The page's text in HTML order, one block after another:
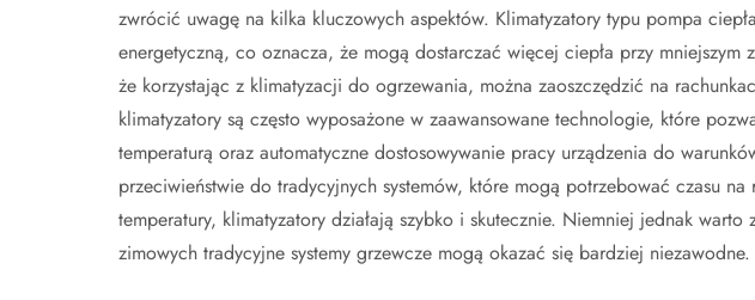
zwrócić uwagę na kilka kluczowych aspektów. Klimatyzatory typu pompa
energetyczną, co oznacza, że mogą dostarczać więcej ciepła przy
że korzystając z klimatyzacji do ogrzewania, można zaoszczędzić na
klimatyzatory są często wyposażone w zaawansowane technologie, które
temperaturą oraz automatyczne dostosowywanie pracy urządzenia do
przeciwieństwie do tradycyjnych systemów, które mogą potrzebować czasu
temperatury, klimatyzatory działają szybko i skutecznie. Niemniej jednak warto
zimowych tradycyjne systemy grzewcze mogą okazać się bardziej niezawodne.